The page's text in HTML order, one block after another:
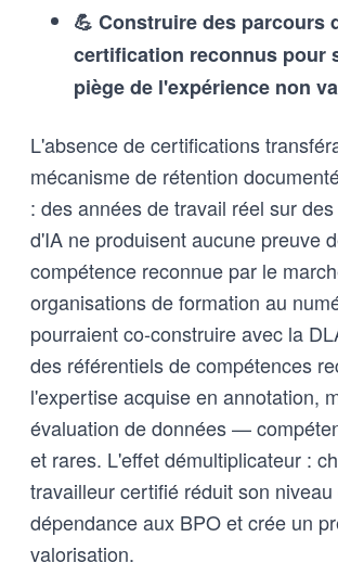
💪 Construire des parcours
certification reconnus pour
piège de l'expérience non
L'absence de certifications
mécanisme de rétention
: des années de travail réel sur
d'IA ne produisent aucune preuve
compétence reconnue par le
organisations de formation au
pourraient co-construire avec la
des référentiels de compétences
l'expertise acquise en annotation,
évaluation de données —
et rares. L'effet démultiplicateur :
travailleur certifié réduit son niveau
dépendance aux BPO et crée un
valorisation.